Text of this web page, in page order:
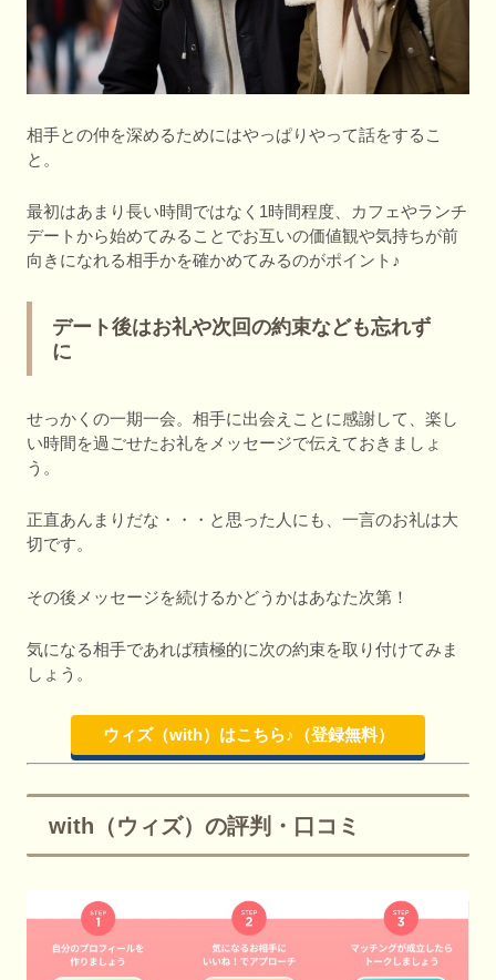
相手との仲を深めるためにはやっぱりやって話をするこ
と。
最初はあまり長い時間ではなく1時間程度、カフェやランチ
デートから始めてみることでお互いの価値観や気持ちが前
向きになれる相手かを確かめてみるのがポイント♪
デート後はお礼や次回の約束なども忘れず
に
せっかくの一期一会。相手に出会えことに感謝して、楽し
い時間を過ごせたお礼をメッセージで伝えておきましょ
う。
正直あんまりだな・・・と思った人にも、一言のお礼は大
切です。
その後メッセージを続けるかどうかはあなた次第！
気になる相手であれば積極的に次の約束を取り付けてみま
しょう。
ウィズ（with）はこちら♪（登録無料）
with（ウィズ）の評判・口コミ